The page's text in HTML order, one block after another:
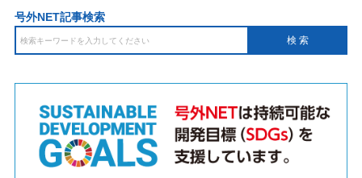
号外NET記事検索